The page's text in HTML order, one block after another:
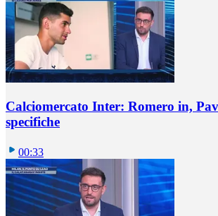
Calciomercato Inter: Romero in,
specifiche
00:33